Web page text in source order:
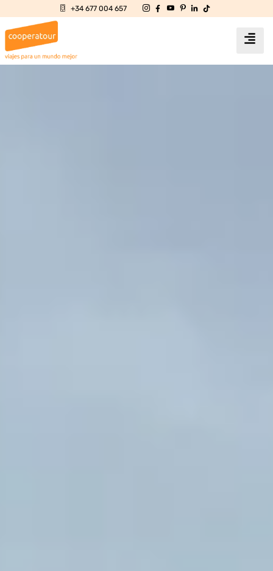
+34 677 004 657